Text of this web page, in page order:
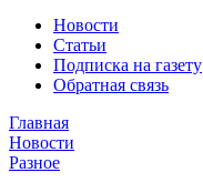
Новости
Статьи
Подписка на газету
Обратная связь
Главная
Новости
Разное